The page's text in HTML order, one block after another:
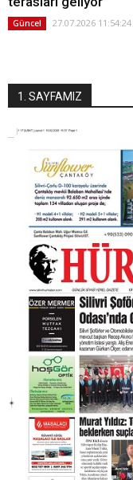
Güncel 27.07.2026 11:54:24
1. SAYFAMIZ